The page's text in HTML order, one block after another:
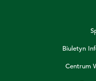
Biuletyn
Centrum